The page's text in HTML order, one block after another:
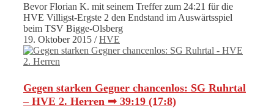
Bevor Florian K. mit seinem Treffer zum 24:21 für die
HVE Villigst-Ergste 2 den Endstand im Auswärtsspiel
beim TSV Bigge-Olsberg
19. Oktober 2015 /HVE
Gegen starken Gegner chancenlos: SG Ruhrtal
– HVE 2. Herren ➟ 39:19 (17:8)